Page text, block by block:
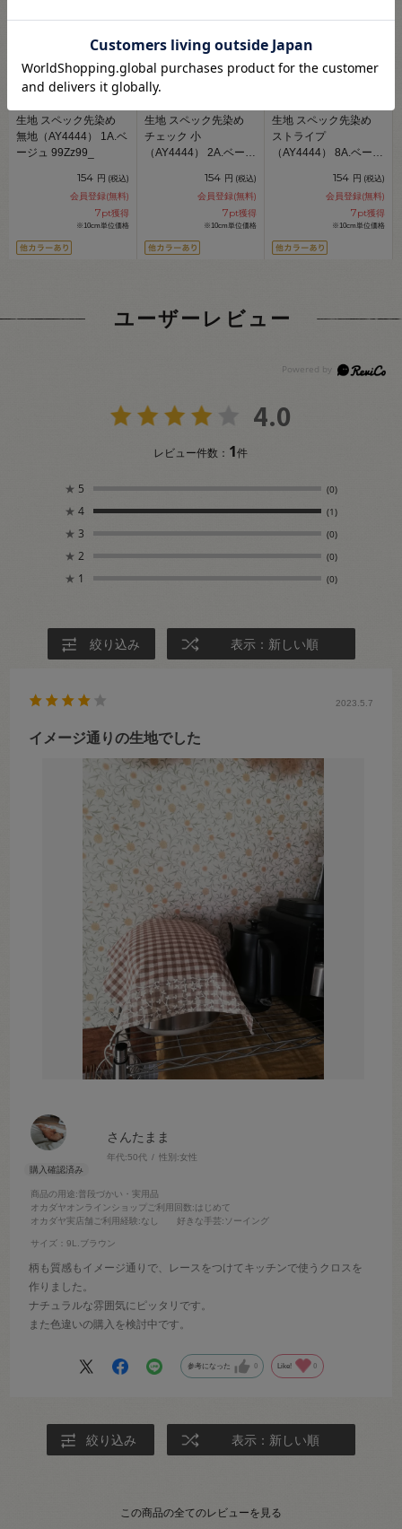
生地 スペック先染め
無地（AY4444） 1A.ベ
ージュ 99Zz99_
154 円 (税込)
会員登録(無料)
7pt獲得
※10cm単位価格
生地 スペック先染め
チェック 小
（AY4444） 2A.ベージ
154 円 (税込)
会員登録(無料)
7pt獲得
※10cm単位価格
生地 スペック先染め
ストライプ
（AY4444） 8A.ベージ
154 円 (税込)
会員登録(無料)
7pt獲得
※10cm単位価格
ユーザーレビュー
4.0
レビュー件数： 1件
★ 5 (0)
★ 4 (1)
★ 3 (0)
★ 2 (0)
★ 1 (0)
絞り込み 表示：新しい順
さんたまま
年代:50代 性別:女性
商品の用途:普段づかい・実用品
オカダヤオンラインショップご利用回数:はじめて
オカダヤ実店舗ご利用経験:なし 好きな手芸:ソーイング
サイズ：9L.ブラウン
2023.5.7
イメージ通りの生地でした
柄も質感もイメージ通りで、レースをつけてキッチンで使うクロスを
作りました。
ナチュラルな雰囲気にピッタリです。
また色違いの購入を検討中です。
参考になった 0 Like! 0
絞り込み 表示：新しい順
この商品の全てのレビューを見る